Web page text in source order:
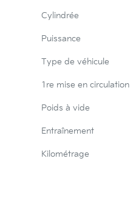
Cylindrée
Puissance
Type de véhicule
1re mise en circulation
Poids à vide
Entraînement
Kilométrage